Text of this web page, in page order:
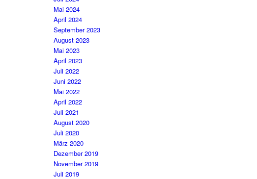
Mai 2024
April 2024
September 2023
August 2023
Mai 2023
April 2023
Juli 2022
Juni 2022
Mai 2022
April 2022
Juli 2021
August 2020
Juli 2020
März 2020
Dezember 2019
November 2019
Juli 2019